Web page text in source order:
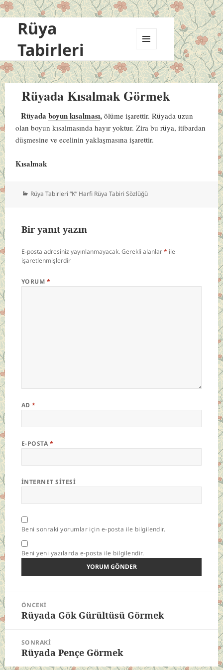
Rüya
Tabirleri
VE
BILEŞENLER
Rüyada Kısalmak Görmek
Rüyadaboyun kısalması, ölüme işarettir. Rüyada uzun
olan boyun kısalmasında hayır yoktur. Zira bu rüya, itibardan
düşmesine ve ecelinin yaklaşmasına işarettir.
Kısalmak
Kategoriler
Rüya Tabirleri “K” Harfi Rüya Tabiri Sözlüğü
Bir yanıt yazın
E-posta adresiniz yayınlanmayacak.Gerekli alanlar* ile
işaretlenmişlerdir
YORUM *
AD*
E-POSTA *
İNTERNET SITESI
Beni sonraki yorumlar için e-posta ile bilgilendir.
Beni yeni yazılarda e-posta ile bilgilendir.
Yazı
gezinmesi
ÖNCEKI
Önceki
Rüyada Gök Gürültüsü Görmek
SONRAKI
Sonraki
yazı:
Rüyada Pençe Görmek